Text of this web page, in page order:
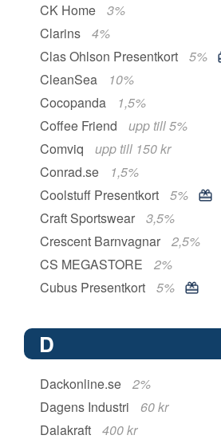
CK Home
3%
Clarins
4%
Clas Ohlson Presentkort
5%
CleanSea
10%
Cocopanda
1,5%
Coffee Friend
upp till 5%
Comviq
upp till 150 kr
Conrad.se
1,5%
Coolstuff Presentkort
5%
Craft Sportswear
3,5%
Crescent Barnvagnar
2,5%
CS MEGASTORE
2%
Cubus Presentkort
5%
D
Dackonline.se
2%
Dagens Industri
60 kr
Dalakraft
400 kr